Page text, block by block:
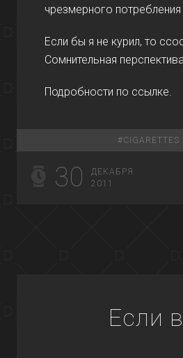
чрезмерного
Если бы я не курил, то
Сомнительная
Подробности по ссылке.
#CIGARETTES
30
ДЕКАБРЯ
2011
Если